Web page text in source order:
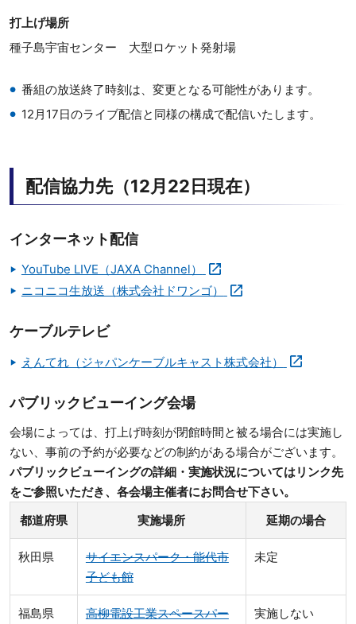
打上げ場所
種子島宇宙センター 大型ロケット発射場
番組の放送終了時刻は、変更となる可能性があります。
12月17日のライブ配信と同様の構成で配信いたします。
配信協力先（12月22日現在）
インターネット配信
YouTube LIVE（JAXA Channel）
ニコニコ生放送（株式会社ドワンゴ）
ケーブルテレビ
えんてれ（ジャパンケーブルキャスト株式会社）
パブリックビューイング会場
会場によっては、打上げ時刻が閉館時間と被る場合には実施し
ない、事前の予約が必要などの制約がある場合がございます。
パブリックビューイングの詳細・実施状況についてはリンク先
をご参照いただき、各会場主催者にお問合せ下さい。
都道府県
実施場所 延期の場合
秋田県
サイエンスパーク・能代市
子ども館
未定
福島県
高柳電設工業スペースパー
実施しない